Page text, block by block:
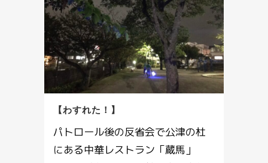
【わすれた！】
パトロール後の反省会で公津の杜
にある中華レストラン「蔵馬」